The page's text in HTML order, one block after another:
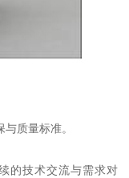
质量标准。
的技术交流与需求对